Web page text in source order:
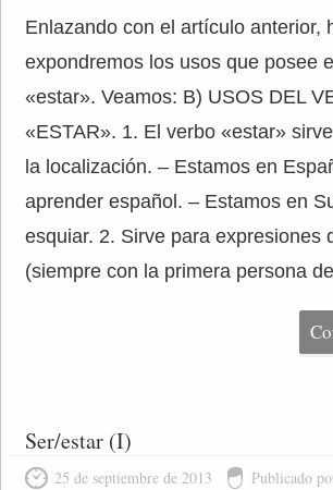
Enlazando con el artículo anterior,
expondremos los usos que posee
«estar». Veamos: B) USOS DEL
«ESTAR». 1. El verbo «estar»
la localización. – Estamos en
aprender español. – Estamos en
esquiar. 2. Sirve para expresiones
(siempre con la primera persona
Ser/estar (I)
25 de septiembre de 2013 Publicado